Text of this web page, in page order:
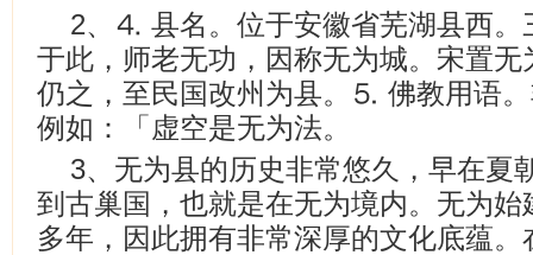
2、⒋ 县名。位于安徽省芜湖县西。
于此，师老无功，因称无为城。宋置
仍之，至民国改州为县。⒌ 佛教用语
例如：「虚空是无为法。
3、无为县的历史非常悠久，早在夏
到古巢国，也就是在无为境内。无为
多年，因此拥有非常深厚的文化底蕴